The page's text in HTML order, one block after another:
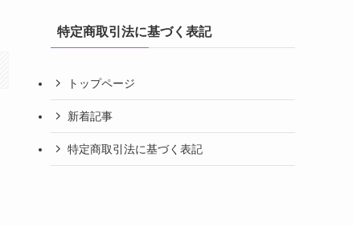
特定商取引法に基づく表記
トップページ
新着記事
特定商取引法に基づく表記